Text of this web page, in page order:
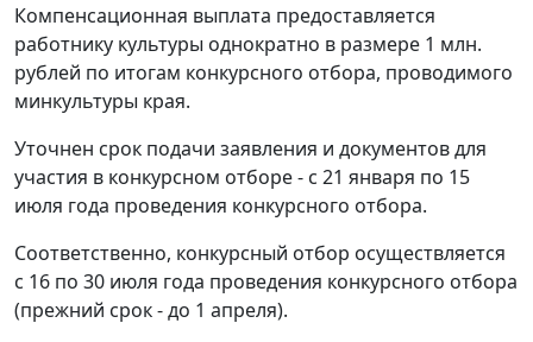
Компенсационная выплата предоставляется
работнику культуры однократно в размере 1 млн.
рублей по итогам конкурсного отбора, проводимого
минкультуры края.
Уточнен срок подачи заявления и документов для
участия в конкурсном отборе - с 21 января по 15
июля года проведения конкурсного отбора.
Соответственно, конкурсный отбор осуществляется
с 16 по 30 июля года проведения конкурсного отбора
(прежний срок - до 1 апреля).